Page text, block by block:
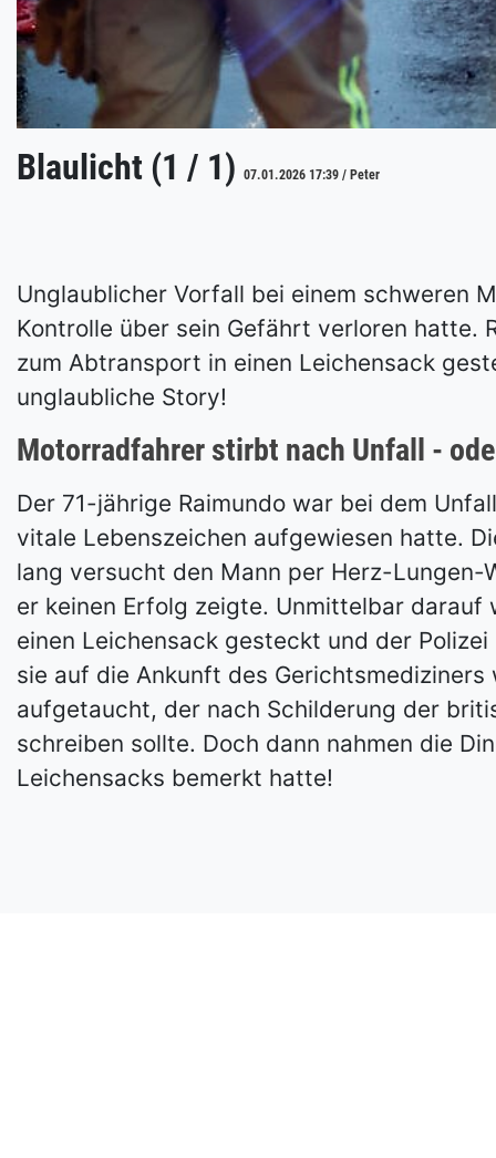
Blaulicht (1 / 1) 07.01.2026 17:39 / Peter
Unglaublicher Vorfall bei einem schweren
Kontrolle über sein Gefährt verloren hatte.
zum Abtransport in einen Leichensack
unglaubliche Story!
Motorradfahrer stirbt nach Unfall -
Der 71-jährige Raimundo war bei dem
vitale Lebenszeichen aufgewiesen hatte.
lang versucht den Mann per Herz-
er keinen Erfolg zeigte. Unmittelbar
einen Leichensack gesteckt und der
sie auf die Ankunft des
aufgetaucht, der nach Schilderung der
schreiben sollte. Doch dann nahmen die
Leichensacks bemerkt hatte!